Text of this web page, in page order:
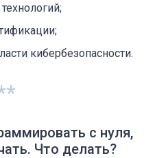
кибербезопасности.
с нуля,
Что делать?